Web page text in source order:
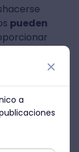
pueden
o
de la
a